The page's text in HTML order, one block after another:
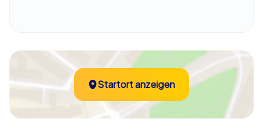
Gemeinsam erfolgreich beim Krimi
Geocaching in Lünen
Nach Ablauf der vereinbarten Spielzeit führt die App alle
Teams sicher zum Zielort, wo der Teamguide bereits auf
Startort anzeigen